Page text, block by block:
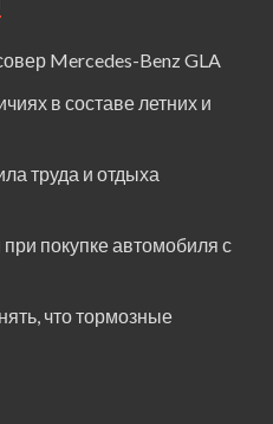
Mercedes-Benz GLA
в составе летних и
труда и отдыха
покупке автомобиля с
что тормозные